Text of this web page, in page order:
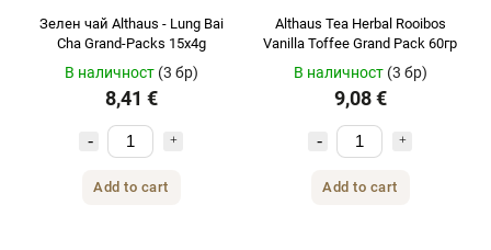
Зелен чай Althaus - Lung Bai
Cha Grand-Packs 15x4g
В наличност (3 бр)
8,41 €
Add to cart
Althaus Tea Herbal Rooibos
Vanilla Toffee Grand Pack 60гр
В наличност (3 бр)
9,08 €
Add to cart